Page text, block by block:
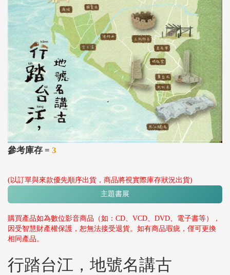
參考庫存 = 3
(以訂單與來款優先順序出貨，商品將視實際庫存狀況出貨)
主題書展
購買產品如為數位影音商品（如：CD、VCD、DVD、電子書等），
因受智慧財產權保護，恕無法接受退貨。如有商品瑕疵，僅可更換
相同產品。
行踏台江，地號名講古